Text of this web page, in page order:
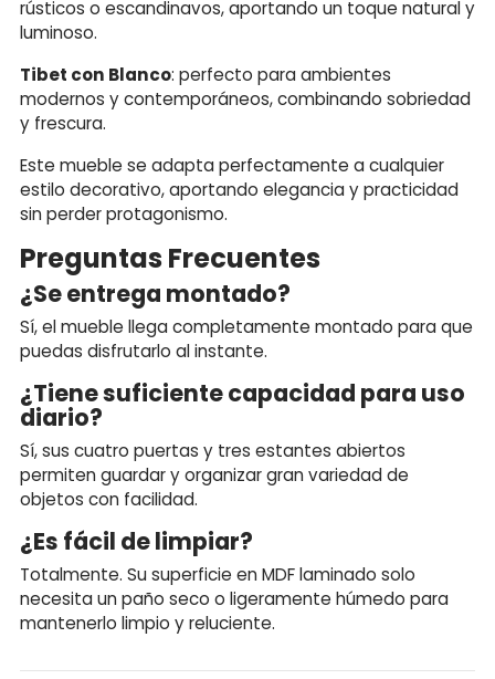
rústicos o escandinavos, aportando un toque natural y
luminoso.
Tibet con Blanco: perfecto para ambientes
modernos y contemporáneos, combinando sobriedad
y frescura.
Este mueble se adapta perfectamente a cualquier
estilo decorativo, aportando elegancia y practicidad
sin perder protagonismo.
Preguntas Frecuentes
¿Se entrega montado?
Sí, el mueble llega completamente montado para que
puedas disfrutarlo al instante.
¿Tiene suficiente capacidad para uso
diario?
Sí, sus cuatro puertas y tres estantes abiertos
permiten guardar y organizar gran variedad de
objetos con facilidad.
¿Es fácil de limpiar?
Totalmente. Su superficie en MDF laminado solo
necesita un paño seco o ligeramente húmedo para
mantenerlo limpio y reluciente.